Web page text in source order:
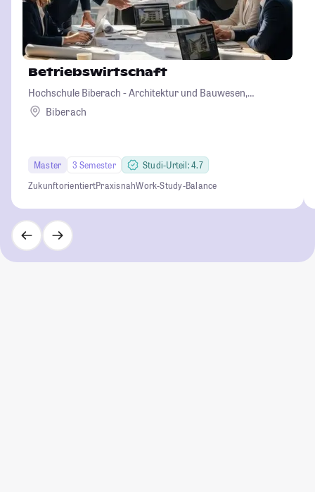
Betriebswirtschaft
Hochschule Biberach - Architektur und Bauwesen,
Betriebswirtschaft und Biotechnologie
Biberach
Master 3 Semester
Studi-Urteil: 4.7
ZukunftorientiertPraxisnahWork-Study-Balance